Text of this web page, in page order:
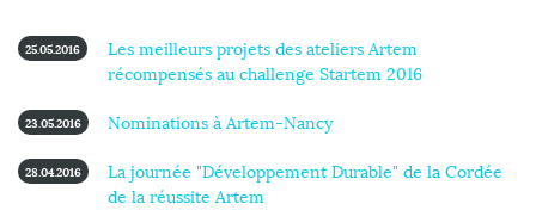
25.05.2016
Les meilleurs projets des ateliers Artem
récompensés au challenge Startem 2016
23.05.2016 Nominations à Artem-Nancy
28.04.2016
La journée "Développement Durable" de la Cordée
de la réussite Artem